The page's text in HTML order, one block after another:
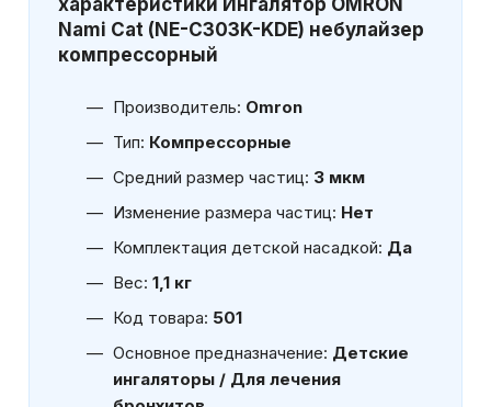
Nami Cat (NE-C303K-KDE) небулайзер
компрессорный
Производитель: Omron
Тип: Компрессорные
Средний размер частиц: 3 мкм
Изменение размера частиц: Нет
Комплектация детской насадкой: Да
Вес: 1,1 кг
Код товара: 501
Основное предназначение: Детские
ингаляторы / Для лечения